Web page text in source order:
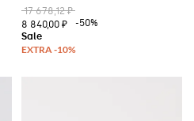
17 678,12 ₽
8 840,00 ₽
-50%